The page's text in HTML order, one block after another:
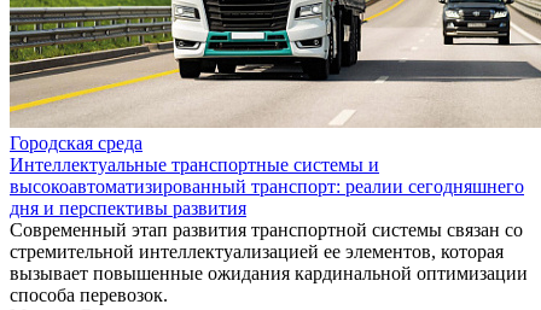
Городская среда
Интеллектуальные транспортные системы и
высокоавтоматизированный транспорт: реалии сегодняшнего
дня и перспективы развития
Современный этап развития транспортной системы связан со
стремительной интеллектуализацией ее элементов, которая
вызывает повышенные ожидания кардинальной оптимизации
способа перевозок.